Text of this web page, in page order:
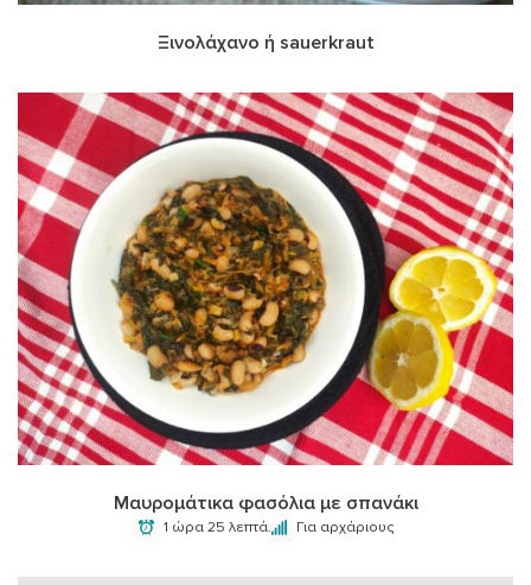
Ξινολάχανο ή sauerkraut
Μαυρομάτικα φασόλια με σπανάκι
1 ώρα 25 λεπτά. Για αρχάριους